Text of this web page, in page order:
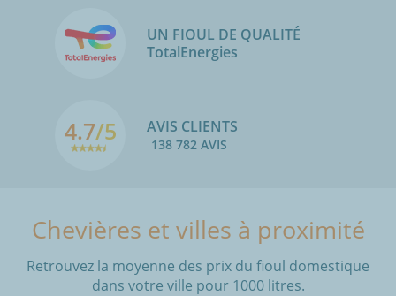
UN FIOUL DE QUALITÉ
TotalEnergies
4.7/5 AVIS CLIENTS
138 782 AVIS
Chevières et villes à proximité
Retrouvez la moyenne des prix du fioul domestique
dans votre ville pour 1000 litres.